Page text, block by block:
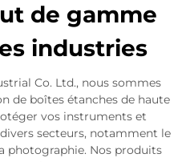
de gamme
industries
Co. Ltd., nous sommes
de boîtes étanches de haute
vos instruments et
secteurs, notamment le
photographie. Nos produits